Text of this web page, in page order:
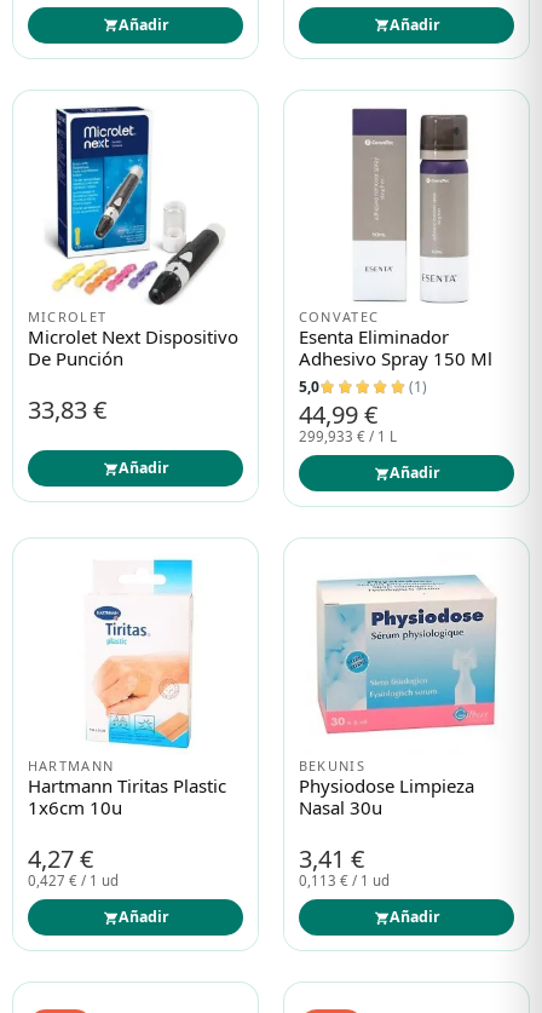
Añadir Añadir
MICROLET
Microlet Next Dispositivo
De Punción
33,83 €
Añadir
CONVATEC
Esenta Eliminador
Adhesivo Spray 150 Ml
5,0 (1)
44,99 €
299,933 € / 1 L
Añadir
HARTMANN
Hartmann Tiritas Plastic
1x6cm 10u
4,27 €
0,427 € / 1 ud
Añadir
BEKUNIS
Physiodose Limpieza
Nasal 30u
3,41 €
0,113 € / 1 ud
Añadir